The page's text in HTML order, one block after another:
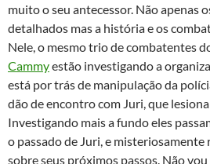
muito o seu antecessor. Não apenas
detalhados mas a história e os
Nele, o mesmo trio de combatentes
Cammyestão investigando a
está por trás de manipulação da
dão de encontro com Juri, que
Investigando mais a fundo eles
o passado de Juri, e misteriosamente
sobre seus próximos passos. Não